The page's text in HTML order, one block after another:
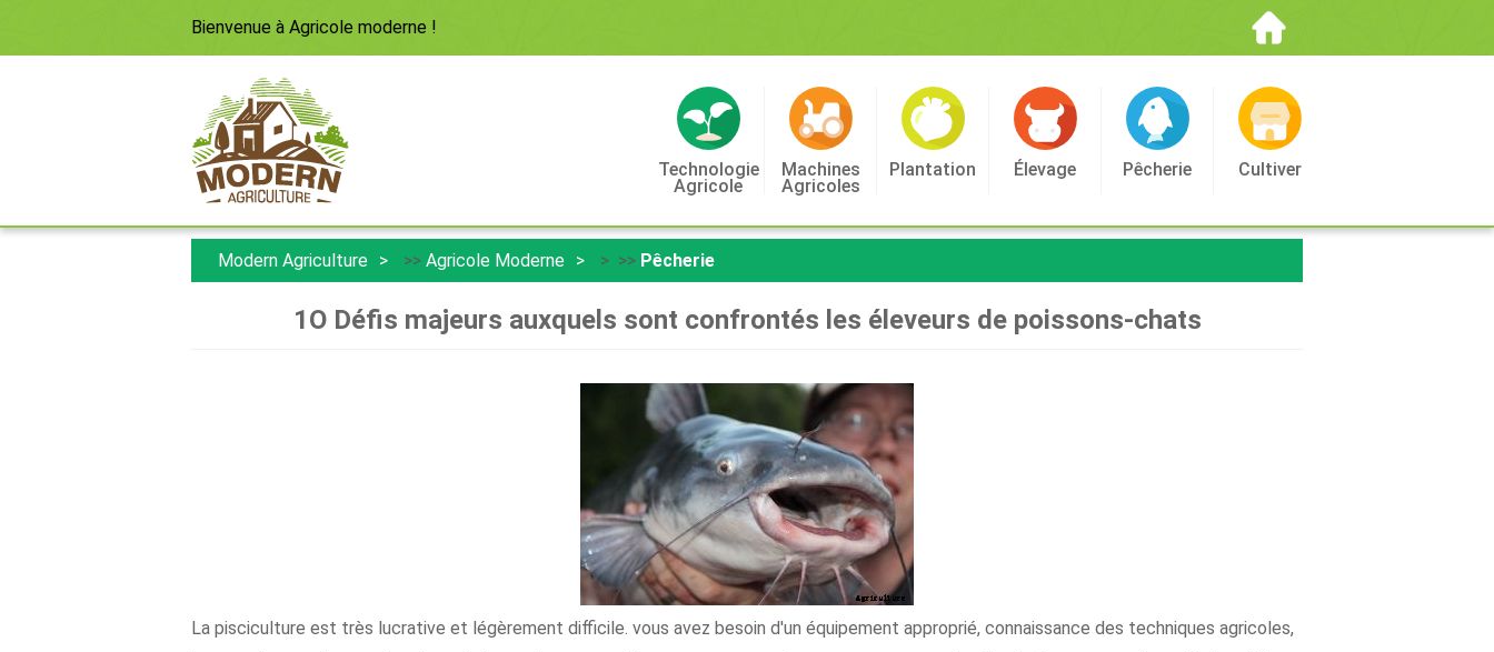
Bienvenue à Agricole moderne !
Technologie
Agricole
Machines
Agricoles
Plantation Élevage Pêcherie Cultiver
Modern Agriculture >> Agricole Moderne > >> Pêcherie
1O Défis majeurs auxquels sont confrontés les éleveurs de poissons-chats
La pisciculture est très lucrative et légèrement difficile. vous avez besoin d'un équipement approprié, connaissance des techniques agricoles,